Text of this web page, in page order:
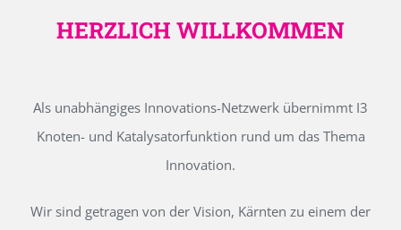
HERZLICH WILLKOMMEN
Als unabhängiges Innovations-Netzwerk übernimmt I3
Knoten- und Katalysatorfunktion rund um das Thema
Innovation.
Wir sind getragen von der Vision, Kärnten zu einem der